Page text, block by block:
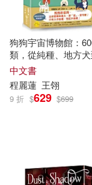
（德）米蘇夫
（法）克里
（法）勒內·
外國文學出版
安徽少年兒
湖南美術出版
狗狗宇宙博物館：
類，從純種、地方
斯，一起進入牠們無
世界!
中文書
程麗蓮 王翎
9 折 $629 $699